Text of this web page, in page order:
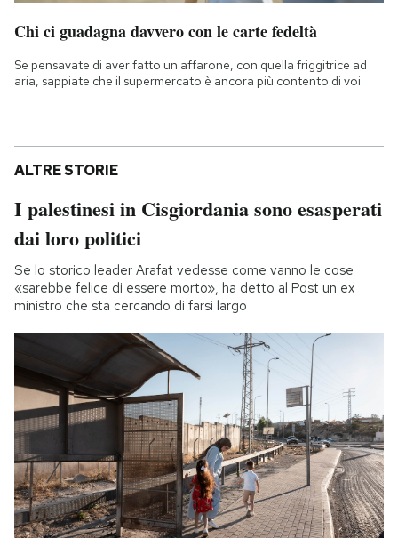
Chi ci guadagna davvero con le carte fedeltà
Se pensavate di aver fatto un affarone, con quella friggitrice ad
aria, sappiate che il supermercato è ancora più contento di voi
ALTRE STORIE
I palestinesi in Cisgiordania sono esasperati
dai loro politici
Se lo storico leader Arafat vedesse come vanno le cose
«sarebbe felice di essere morto», ha detto al Post un ex
ministro che sta cercando di farsi largo